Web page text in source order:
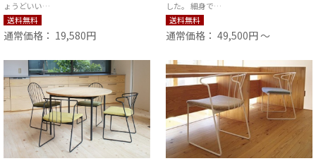
ょうどいい…
送料無料
通常価格： 19,580円
した。 細身で…
送料無料
通常価格： 49,500円 ～